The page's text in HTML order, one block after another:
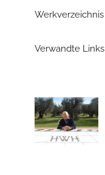
Werkverzeichnis
Verwandte Links